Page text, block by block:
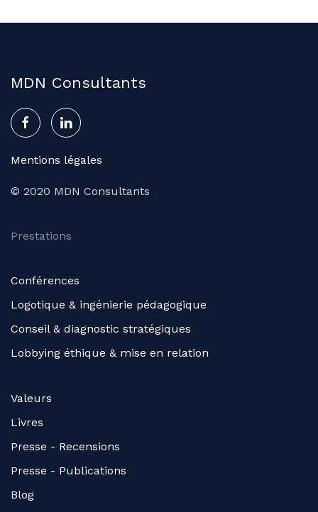
MDN Consultants
Mentions légales
© 2020 MDN Consultants
Prestations
Conférences
Logotique & ingénierie pédagogique
Conseil & diagnostic stratégiques
Lobbying éthique & mise en relation
Valeurs
Livres
Presse - Recensions
Presse - Publications
Blog